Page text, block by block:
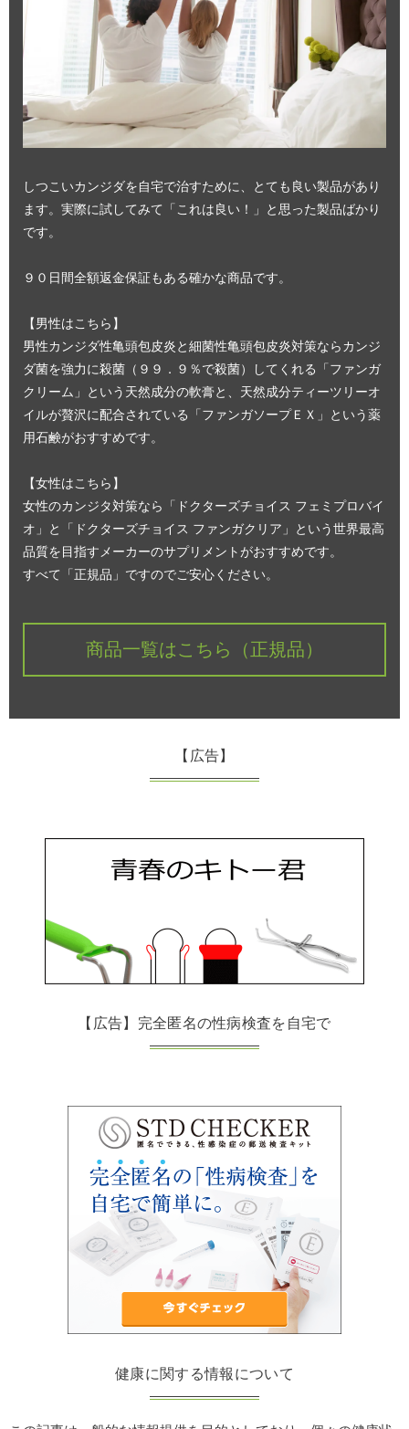
しつこいカンジダを自宅で治すために、とても良い製品があり
ます。実際に試してみて「これは良い！」と思った製品ばかり
です。
９０日間全額返金保証もある確かな商品です。
【男性はこちら】
男性カンジダ性亀頭包皮炎と細菌性亀頭包皮炎対策ならカンジ
ダ菌を強力に殺菌（９９．９％で殺菌）してくれる「ファンガ
クリーム」という天然成分の軟膏と、天然成分ティーツリーオ
イルが贅沢に配合されている「ファンガソープＥＸ」という薬
用石鹸がおすすめです。
【女性はこちら】
女性のカンジタ対策なら「ドクターズチョイス フェミプロバイ
オ」と「ドクターズチョイス ファンガクリア」という世界最高
品質を目指すメーカーのサプリメントがおすすめです。
すべて「正規品」ですのでご安心ください。
商品一覧はこちら（正規品）
【広告】
【広告】完全匿名の性病検査を自宅で
健康に関する情報について